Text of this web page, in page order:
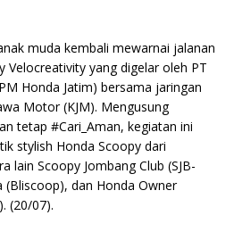
muda kembali mewarnai jalanan
Velocreativity yang digelar oleh PT
Honda Jatim) bersama jaringan
Motor (KJM). Mengusung
tetap #Cari_Aman, kegiatan ini
stylish Honda Scoopy dari
lain Scoopy Jombang Club (SJB-
(Bliscoop), dan Honda Owner
(20/07).